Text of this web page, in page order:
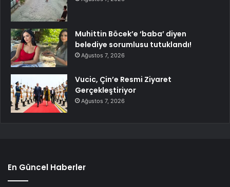
Muhittin Böcek’e ‘baba’ diyen
belediye sorumlusu tutuklandı!
Ağustos 7, 2026
Vucic, Çin’e Resmi Ziyaret
Gerçekleştiriyor
Ağustos 7, 2026
En Güncel Haberler